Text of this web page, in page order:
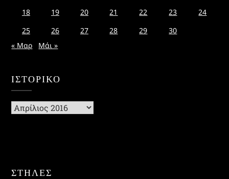
18
19 20 21 22 23
24
25
26 27 28 29
30
« Μαρ
Μάι »
ΙΣΤΟΡΙΚΌ
Ιστορικό
ΣΤΗΛΕΣ